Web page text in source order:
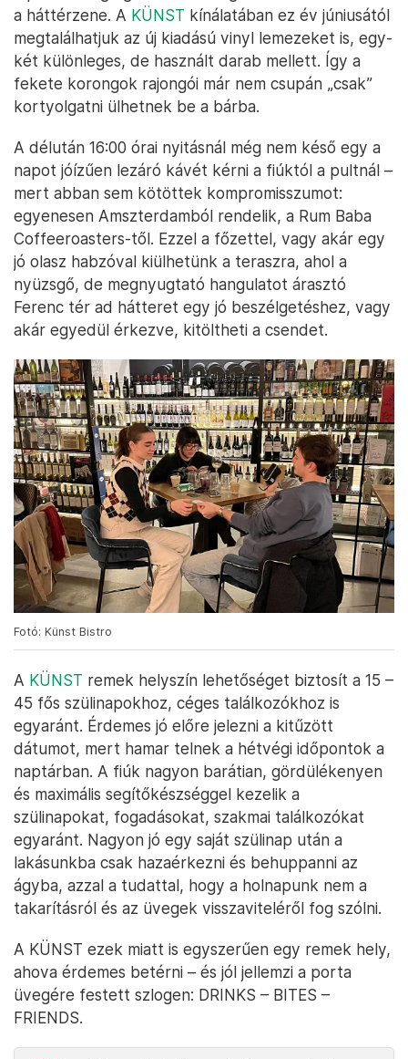
a háttérzene. A KÜNST kínálatában ez év júniusától
megtalálhatjuk az új kiadású vinyl lemezeket is, egy-
két különleges, de használt darab mellett. Így a
fekete korongok rajongói már nem csupán „csak”
kortyolgatni ülhetnek be a bárba.
A délután 16:00 órai nyitásnál még nem késő egy a
napot jóízűen lezáró kávét kérni a fiúktól a pultnál –
mert abban sem kötöttek kompromisszumot:
egyenesen Amszterdamból rendelik, a Rum Baba
Coffeeroasters-től. Ezzel a főzettel, vagy akár egy
jó olasz habzóval kiülhetünk a teraszra, ahol a
nyüzsgő, de megnyugtató hangulatot árasztó
Ferenc tér ad hátteret egy jó beszélgetéshez, vagy
akár egyedül érkezve, kitöltheti a csendet.
Fotó: Künst Bistro
A KÜNST remek helyszín lehetőséget biztosít a 15 –
45 fős szülinapokhoz, céges találkozókhoz is
egyaránt. Érdemes jó előre jelezni a kitűzött
dátumot, mert hamar telnek a hétvégi időpontok a
naptárban. A fiúk nagyon barátian, gördülékenyen
és maximális segítőkészséggel kezelik a
szülinapokat, fogadásokat, szakmai találkozókat
egyaránt. Nagyon jó egy saját szülinap után a
lakásunkba csak hazaérkezni és behuppanni az
ágyba, azzal a tudattal, hogy a holnapunk nem a
takarításról és az üvegek visszaviteléről fog szólni.
A KÜNST ezek miatt is egyszerűen egy remek hely,
ahova érdemes betérni – és jól jellemzi a porta
üvegére festett szlogen: DRINKS – BITES –
FRIENDS.